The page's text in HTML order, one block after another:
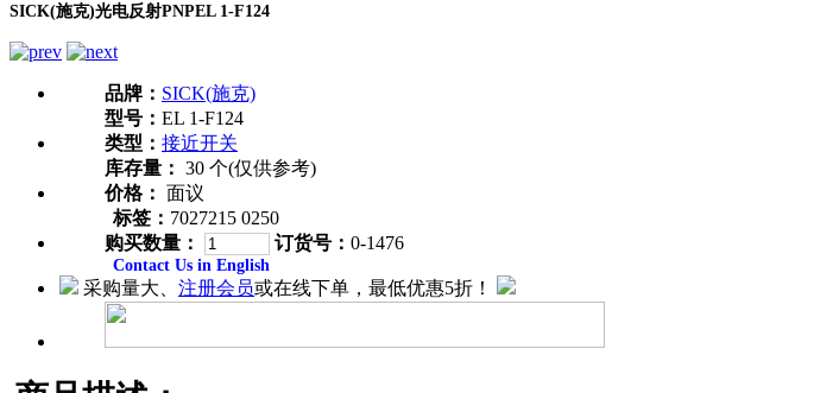
SICK(施克)光电反射PNPEL 1-F124
品牌： SICK(施克)
型号： EL 1-F124
类型： 接近开关
库存量： 30 个(仅供参考)
价格： 面议
标签： 7027215 0250
购买数量：
订货号： 0-1476
Contact Us in English
采购量大、 注册会员或在线下单，最低优惠5折！